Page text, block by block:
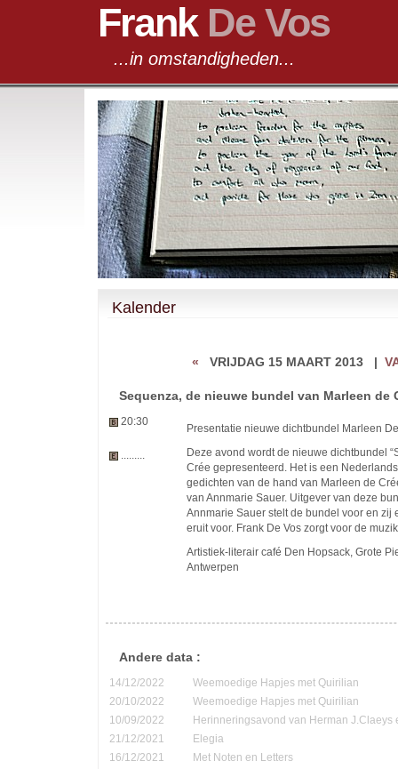
Frank De Vos
...in omstandigheden...
Kalender
« VRIJDAG 15 MAART 2013|
Sequenza, de nieuwe bundel van Marleen de
20:30
Presentatie nieuwe dichtbundel Marleen
Deze avond wordt de nieuwe dichtbundel
Crée gepresenteerd. Het is een
gedichten van de hand van Marleen de
van Annmarie Sauer. Uitgever van deze
Annmarie Sauer stelt de bundel voor en zij
eruit voor. Frank De Vos zorgt voor de
Artistiek-literair café Den Hopsack, Grote
Antwerpen
Andere data :
14/12/2022
Weemoedige Hapjes met Quirilian
20/10/2022
Weemoedige Hapjes met Quirilian
10/09/2022
Herinneringsavond van Herman J.Claeys
21/12/2021
Elegia
16/12/2021
Met Noten en Letters